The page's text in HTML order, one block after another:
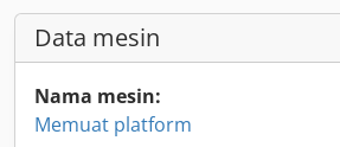
Data mesin
Nama mesin:
Memuat platform